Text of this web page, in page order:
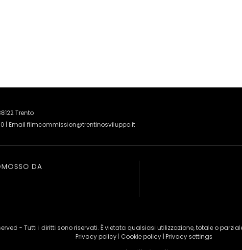
Trento
| Email filmcommission@trentinosviluppo.it
DA
- Tutti i diritti sono riservati. È vietata qualsiasi utilizzazione, totale o
Privacy policy | Cookie policy | Privacy settings